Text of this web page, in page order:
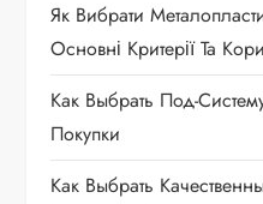
Як Вибрати
Основні Критерії Та
Как Выбрать Под-
Покупки
Как Выбрать